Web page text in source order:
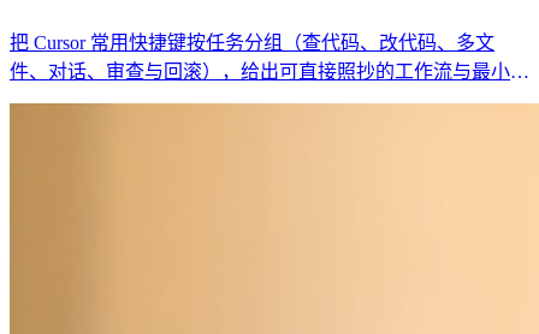
把 Cursor 常用快捷键按任务分组（查代码、改代码、多文
件、对话、审查与回滚），给出可直接照抄的工作流与最小回
归清单，避免“快捷键背了也没变快”。